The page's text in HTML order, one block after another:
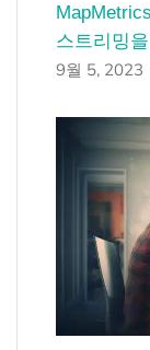
스트리밍
9월 5, 2023